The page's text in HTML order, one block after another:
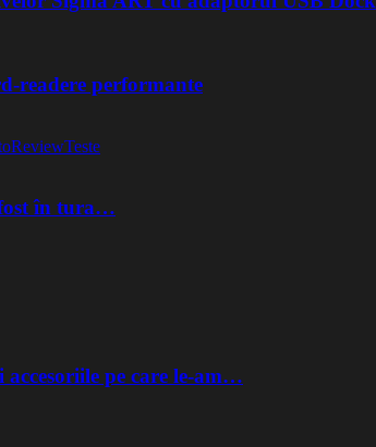
readere performante
ReviewTeste
fost în tura…
pe care le-am…